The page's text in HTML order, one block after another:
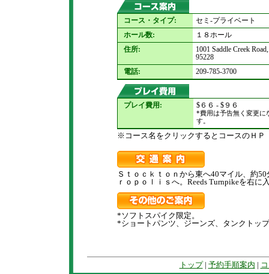
コース・タイプ:
セミ-プライベート
ホール数:
１８ホール
住所:
1001 Saddle Creek
95228
電話:
209-785-3700
プレイ費用: $６６ - $９６
*費用は予告無く変更に
す。
※コース名をクリックするとコースのＨＰ
Ｓｔｏｃｋｔｏｎから東へ40マイル、約
ｒｏｐｏｌｉｓへ。Reeds Turnpikeを右
*ソフトスパイク限定。
*ショートパンツ、ジーンズ、タンクトッ
トップ| 予約手順案内 |